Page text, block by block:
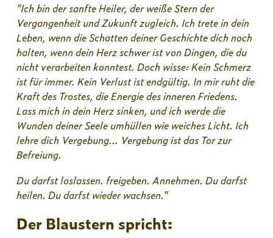
"Ich bin der sanfte Heiler, der weiße Stern der
Vergangenheit und Zukunft zugleich. Ich trete in dein
Leben, wenn die Schatten deiner Geschichte dich noch
halten, wenn dein Herz schwer ist von Dingen, die du
nicht verarbeiten konntest. Doch wisse: Kein Schmerz
ist für immer. Kein Verlust ist endgültig. In mir ruht die
Kraft des Trostes, die Energie des inneren Friedens.
Lass mich in dein Herz sinken, und ich werde die
Wunden deiner Seele umhüllen wie weiches Licht. Ich
lehre dich Vergebung... Vergebung ist das Tor zur
Befreiung.
Du darfst loslassen. freigeben. Annehmen. Du darfst
heilen. Du darfst wieder wachsen."
Der Blaustern spricht: